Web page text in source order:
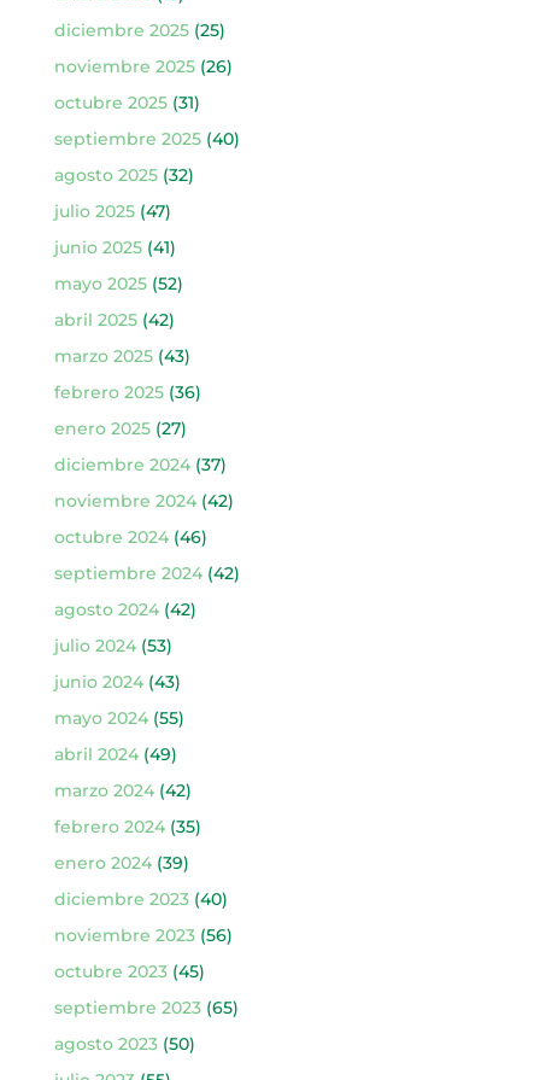
diciembre 2025(25)
noviembre 2025(26)
octubre 2025(31)
septiembre 2025(40)
agosto 2025(32)
julio 2025(47)
junio 2025(41)
mayo 2025(52)
abril 2025(42)
marzo 2025(43)
febrero 2025(36)
enero 2025(27)
diciembre 2024(37)
noviembre 2024(42)
octubre 2024(46)
septiembre 2024(42)
agosto 2024(42)
julio 2024(53)
junio 2024(43)
mayo 2024(55)
abril 2024(49)
marzo 2024(42)
febrero 2024(35)
enero 2024(39)
diciembre 2023(40)
noviembre 2023(56)
octubre 2023(45)
septiembre 2023(65)
agosto 2023(50)